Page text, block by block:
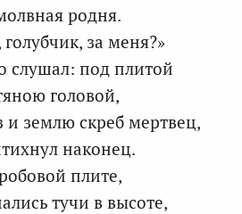
родня.
за меня?»
слушал: под плитой
головой,
и землю скреб мертвец,
наконец.
плите,
тучи в высоте,